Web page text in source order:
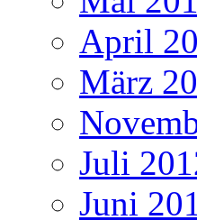
April
März
Juli
Juni